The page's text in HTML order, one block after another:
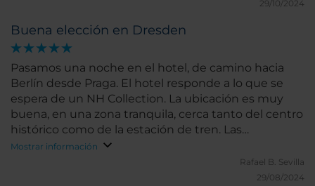
29/10/2024
Buena elección en Dresden
Pasamos una noche en el hotel, de camino hacia
Berlín desde Praga. El hotel responde a lo que se
espera de un NH Collection. La ubicación es muy
buena, en una zona tranquila, cerca tanto del centro
histórico como de la estación de tren. Las
habitaciones son amplias y muy confortables. Las
dos habitaciones que ocupamos tenían bañera,
aunque habríamos preferido ducha. El bufé de
Mostrar información
Rafael B. Sevilla
29/08/2024